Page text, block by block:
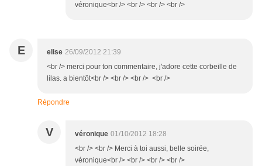
véronique<br /> <br /> <br /> <br />
E elise 26/09/2012 21:39
<br /> merci pour ton commentaire, j'adore cette corbeille de
lilas. a bientôt<br /> <br /> <br /> <br />
Répondre
V véronique 01/10/2012 18:28
<br /> <br /> Merci à toi aussi, belle soirée,
véronique<br /> <br /> <br /> <br />